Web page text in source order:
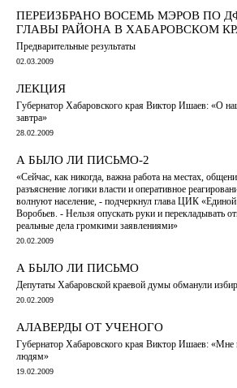
ПЕРЕИЗБРАНО ВОСЕМЬ МЭРОВ ПО
ГЛАВЫ РАЙОНА В ХАБАРОВСКОМ
Предварительные результаты
02.03.2009
ЛЕКЦИЯ
Губернатор Хабаровского края Виктор Ишаев: «О
завтра»
28.02.2009
А БЫЛО ЛИ ПИСЬМО-2
«Сейчас, как никогда, важна работа на местах,
разъяснение логики власти и оперативное
волнуют население, - подчеркнул глава ЦИК
Воробьев. - Нельзя опускать руки и перекладывать
реальные дела громкими заявлениями»
20.02.2009
А БЫЛО ЛИ ПИСЬМО
Депутаты Хабаровской краевой думы обманули
20.02.2009
АЛАВЕРДЫ ОТ УЧЕНОГО
Губернатор Хабаровского края Виктор Ишаев: «Мне
людям»
19.02.2009